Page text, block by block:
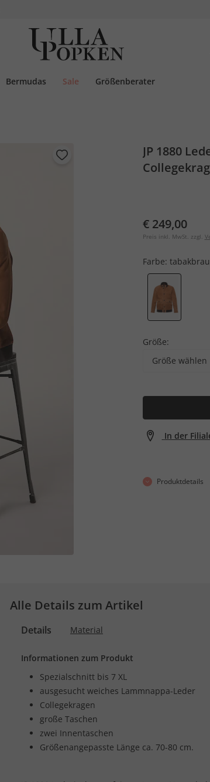
Bermudas Sale Größenberater
JP 1880
€ 249,00
Preis inkl. MwSt. zzgl.
Farbe:
Größe:
Größe wählen
In der
Produktdetails
Alle Details zum Artikel
Details Material
Informationen zum Produkt
Spezialschnitt bis 7 XL
ausgesucht weiches Lammnappa-Leder
Collegekragen
große Taschen
zwei Innentaschen
Größenangepasste Länge ca. 70-80 cm.